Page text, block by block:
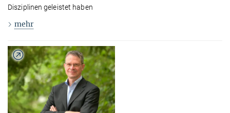
Disziplinen geleistet haben
mehr